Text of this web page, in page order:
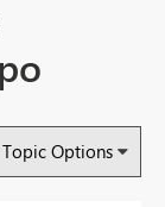
Topic Options